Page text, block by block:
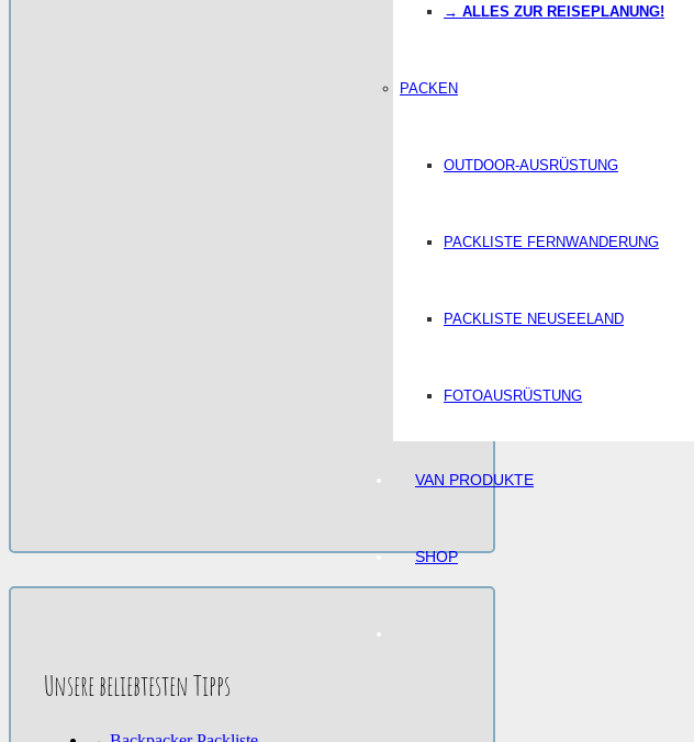
→ ALLES ZUR REISEPLANUNG!
PACKEN
OUTDOOR-AUSRÜSTUNG
PACKLISTE FERNWANDERUNG
PACKLISTE NEUSEELAND
FOTOAUSRÜSTUNG
VAN PRODUKTE
SHOP
Unsere beliebtesten Tipps